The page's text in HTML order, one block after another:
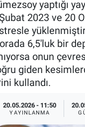
yaptığı
2023 ve 20
6,5'luk bir
onun
giden
kullandı.
20.05.2026 - 11:50
YAYINLANMA